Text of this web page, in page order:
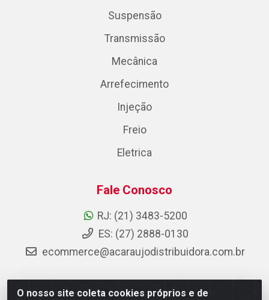
O nosso site coleta cookies próprios e de
Suspensão
Transmissão
Mecânica
Arrefecimento
Injeção
Freio
Eletrica
Fale Conosco
RJ: (21) 3483-5200
ES: (27) 2888-0130
ecommerce@acaraujodistribuidora.com.br